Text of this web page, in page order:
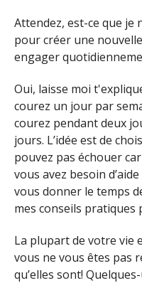
Attendez, est-ce que je
pour créer une
engager
Oui, laisse moi
courez un jour par
courez pendant deux
jours. L’idée est de
pouvez pas échouer car
vous avez besoin
vous donner le temps
mes conseils pratiques
La plupart de votre vie
vous ne vous êtes pas
qu’elles sont!